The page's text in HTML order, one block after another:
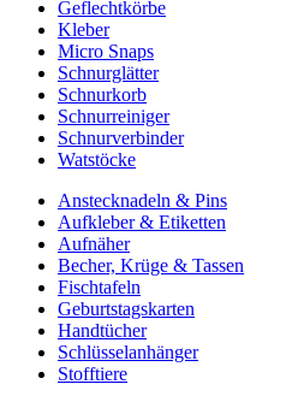
Geflechtkörbe
Kleber
Micro Snaps
Schnurglätter
Schnurkorb
Schnurreiniger
Schnurverbinder
Watstöcke
Anstecknadeln & Pins
Aufkleber & Etiketten
Aufnäher
Becher, Krüge & Tassen
Fischtafeln
Geburtstagskarten
Handtücher
Schlüsselanhänger
Stofftiere